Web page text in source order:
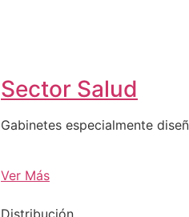
Sector Salud
Gabinetes especialmente
Ver Más
Distribución